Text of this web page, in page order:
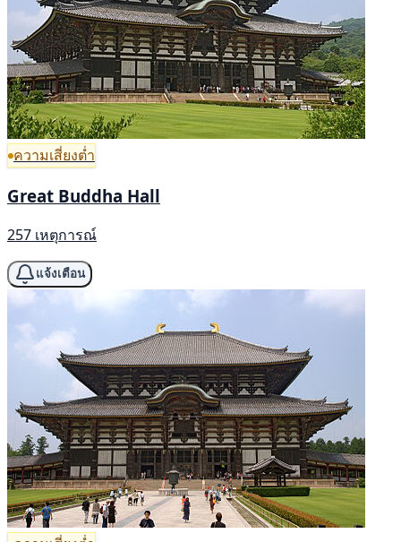
ความเสี่ยงต่ำ
Great Buddha Hall
257 เหตุการณ์
แจ้งเตือน